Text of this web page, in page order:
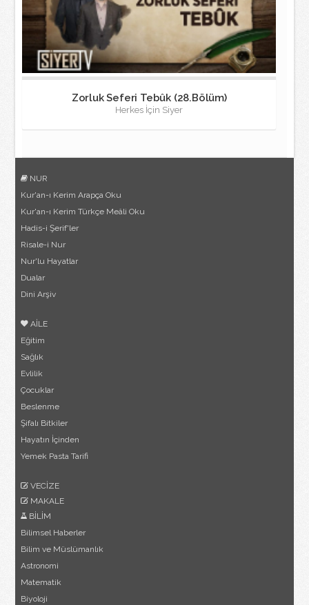
Zorluk Seferi Tebûk (28.Bölüm)
Herkes İçin Siyer
NUR
Kur'an-ı Kerim Arapça Oku
Kur'an-ı Kerim Türkçe Meâli Oku
Hadis-i Şerif'ler
Risale-i Nur
Nur'lu Hayatlar
Dualar
Dini Arşiv
AİLE
Eğitim
Sağlık
Evlilik
Çocuklar
Beslenme
Şifalı Bitkiler
Hayatın İçinden
Yemek Pasta Tarifi
VECİZE
MAKALE
BİLİM
Bilimsel Haberler
Bilim ve Müslümanlık
Astronomi
Matematik
Biyoloji